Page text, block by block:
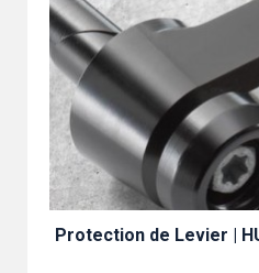
Protection de Levier |